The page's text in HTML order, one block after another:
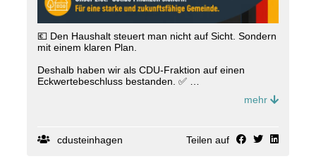
Wir meinen: Es ist leicht, heute Geld auszugeben, das
wir morgen nicht mehr haben. Schwieriger ist es
Gemeinde zu übernehmen. Deshalb gilt für uns:
Kultur fördern – JA! Zusätzliche dauerhafte Stellen
– NEIN!
💶 Den Haushalt steuert man nicht auf Sicht. Sondern
mit einem klaren Plan.
Deshalb haben wir als CDU-Fraktion auf einen
Eckwertebeschluss bestanden. ✅
Gerade in der aktuellen Finanzlage braucht die
📌 Aus unserer Sicht hätte der Beschluss aber noch
mehr
cdusteinhagen Teilen auf